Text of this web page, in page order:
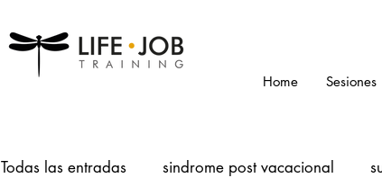
Home Sesiones
Todas las entradas sindrome post vacacional